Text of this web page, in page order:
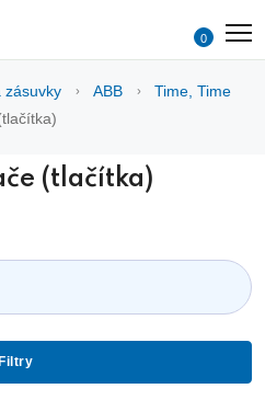
0
zásuvky ABB
Time, Time
(tlačítka)
Filtry